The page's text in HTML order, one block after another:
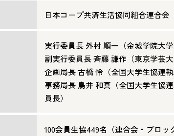
日本コープ共済生活協同組合連合会
実行委員長 外村 順一（金城学院大
副実行委員長 斉藤 謙作（東京学芸
企画局長 古橋 怜（全国大学生協連
事務局長 鳥井 和真（全国大学生協
員長）
100会員生協449名（連合会・ブロッ